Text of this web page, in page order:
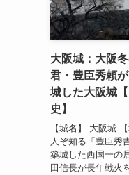
大阪城：大阪
君・豊臣秀頼
城した大阪城
史】
【城名】 大阪城
人ぞ知る「豊臣秀
築城した西国一の
田信長が長年戦火